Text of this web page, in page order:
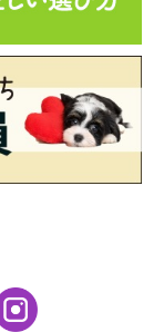
ーなどのお手入れ
ャンプーが苦手な
タオルで体を拭く
とができます。お
です。
少の猫アレルギー
ン物質も増えるか